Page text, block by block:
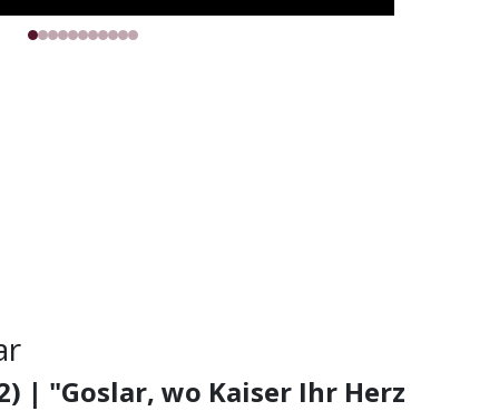
| "Goslar, wo Kaiser Ihr Herz